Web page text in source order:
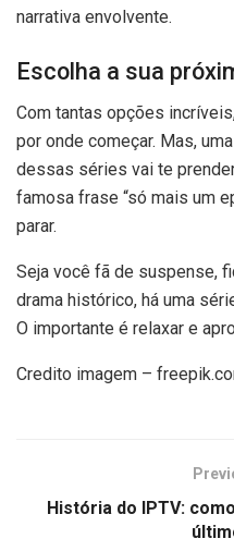
narrativa envolvente.
Escolha a sua
Com tantas opções
por onde começar. Mas,
dessas séries vai te
famosa frase “só mais um
parar.
Seja você fã de suspense,
drama histórico, há uma
O importante é relaxar e
Credito imagem –
História do IPTV: